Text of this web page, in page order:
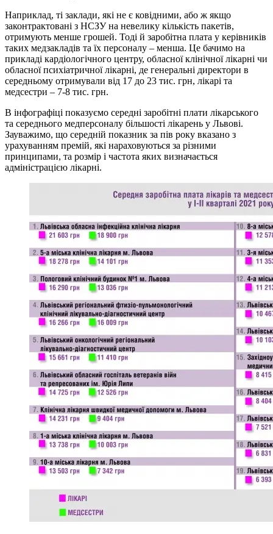
Наприклад, ті заклади, які не є ковідними, або ж якщо
законтрактовані з НСЗУ на невелику кількість пакетів,
отримують менше грошей. Тоді й заробітна плата у керівників
таких медзакладів та їх персоналу – менша. Це бачимо на
прикладі кардіологічного центру, обласної клінічної лікарні чи
обласної психіатричної лікарні, де генеральні директори в
середньому отримували від 17 до 23 тис. грн, лікарі та
медсестри – 7-8 тис. грн.
В інфографіці показуємо середні заробітні плати лікарського
та середнього медперсоналу більшості лікарень у Львові.
Зауважимо, що середній показник за пів року вказано з
урахуванням премій, які нараховуються за різними
принципами, та розмір і частота яких визначається
адміністрацією лікарні.